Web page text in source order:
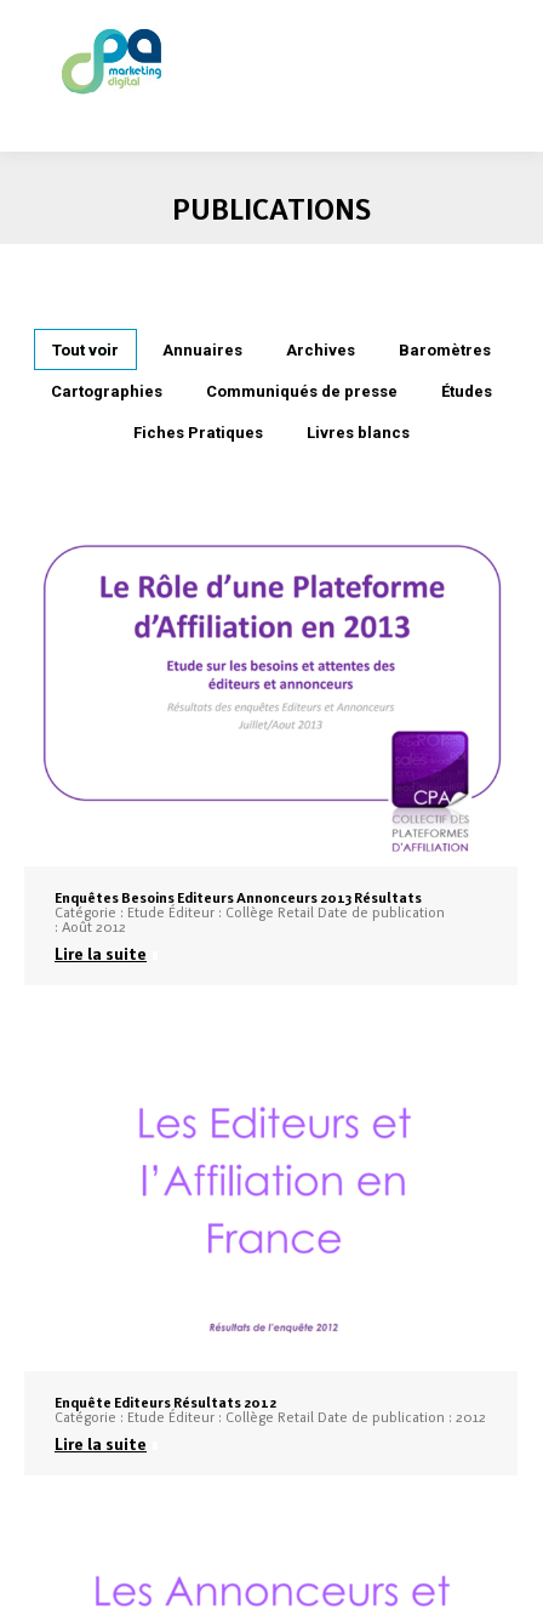
PUBLICATIONS
Tout voir Annuaires Archives Baromètres
Cartographies Communiqués de presse Études
Fiches Pratiques Livres blancs
Enquêtes Besoins Editeurs Annonceurs 2013 Résultats
Catégorie : Etude Éditeur : Collège Retail Date de publication
: Août 2012
Lire la suite
Enquête Editeurs Résultats 2012
Catégorie : Etude Éditeur : Collège Retail Date de publication : 2012
Lire la suite